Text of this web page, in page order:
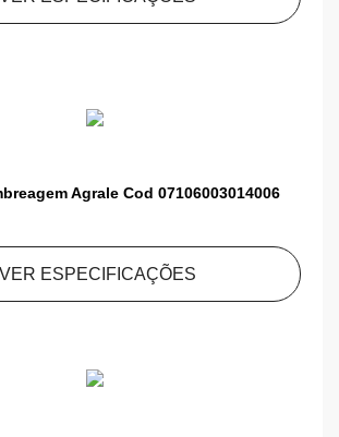
Agrale Cod 07106003014006
VER ESPECIFICAÇÕES